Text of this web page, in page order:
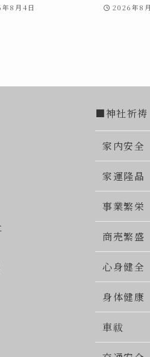
8月4日 2026年8
■神社祈祷
家内安全
家運隆晶
事業繁栄
商売繁盛
心身健全
身体健康
車祓